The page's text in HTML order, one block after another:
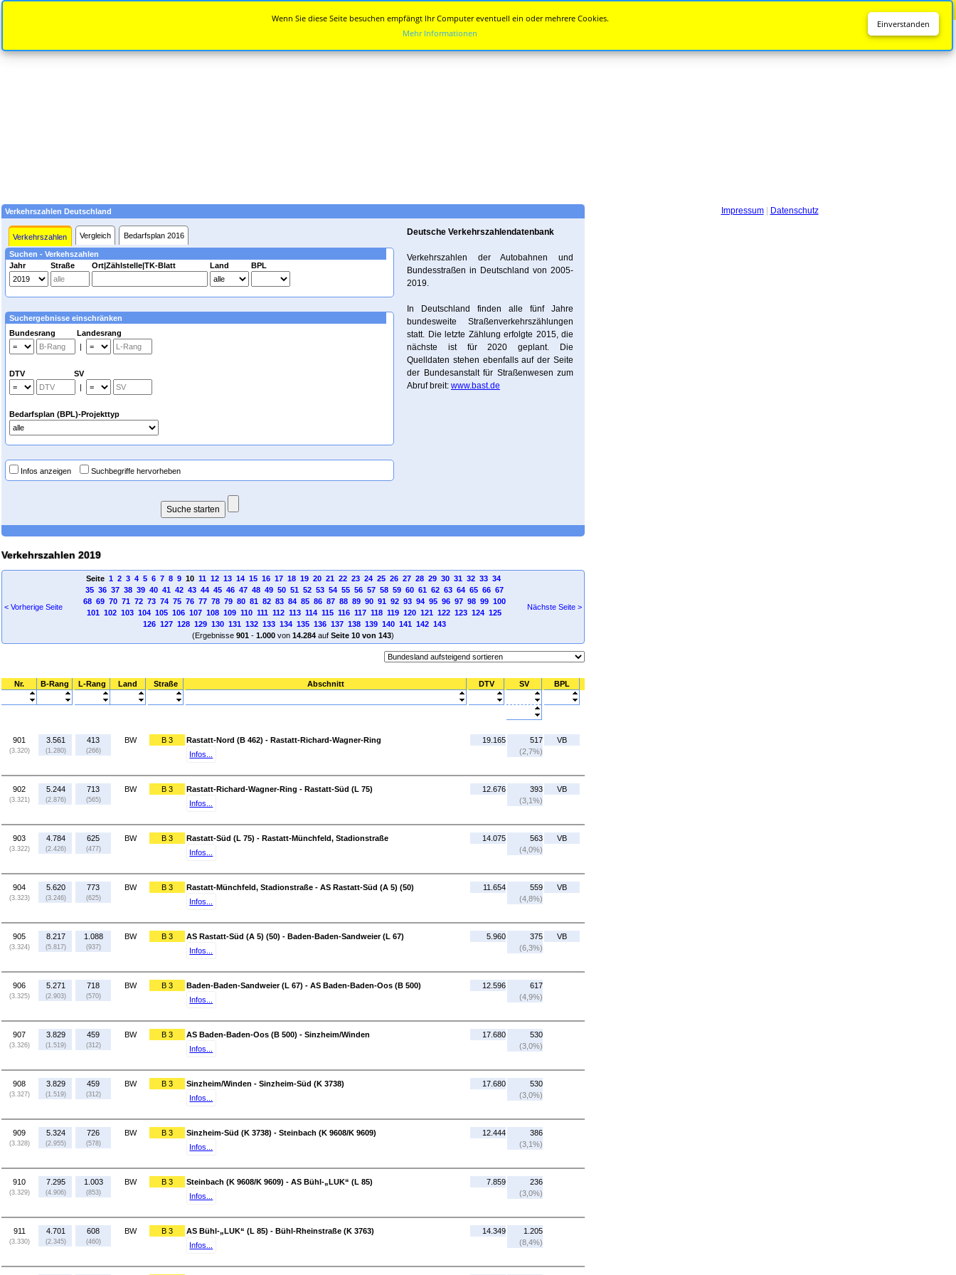
Verkehrszahlen Deutschland
Verkehrszahlen Vergleich Bedarfsplan 2016
Suchen - Verkehszahlen
Jahr
Straße Ort|Zählstelle|TK-Blatt Land BPL
Suchergebnisse einschränken
Bundesrang Landesrang
|
DTV SV
|
Bedarfsplan (BPL)-Projekttyp
Infos anzeigen Suchbegriffe hervorheben
Deutsche Verkehrszahlendatenbank
Verkehrszahlen der Autobahnen und
Bundesstraßen in Deutschland von 2005-
2019.
In Deutschland finden alle fünf Jahre
bundesweite Straßenverkehrszählungen
statt. Die letzte Zählung erfolgte 2015, die
nächste ist für 2020 geplant. Die
Quelldaten stehen ebenfalls auf der Seite
der Bundesanstalt für Straßenwesen zum
Abruf breit: www.bast.de
Verkehrszahlen 2019
< Vorherige Seite
Seite 1 2 3 4 5 6 7 8 910 11 12 13 14 15 16 17 18 19 20 21 22 23 24 25 26 27 28 29 30 31 32 33 34
35 36 37 38 39 40 41 42 43 44 45 46 47 48 49 50 51 52 53 54 55 56 57 58 59 60 61 62 63 64 65 66 67
68 69 70 71 72 73 74 75 76 77 78 79 80 81 82 83 84 85 86 87 88 89 90 91 92 93 94 95 96 97 98 99 100
101 102 103 104 105 106 107 108 109 110 111 112 113 114 115 116 117 118 119 120 121 122 123 124 125
126 127 128 129 130 131 132 133 134 135 136 137 138 139 140 141 142 143
(Ergebnisse 901 - 1.000 von 14.284 auf Seite 10 von 143)
Nächste Seite >
Nr. B-Rang L-Rang Land Straße Abschnitt DTV SV BPL
901
(3.320)
3.561
(1.280)
413
(266)
BW B 3
Rastatt-Nord (B 462) - Rastatt-Richard-Wagner-Ring
Infos...
19.165
517
(2,7%)
VB
902
(3.321)
5.244
(2.876)
713
(565)
BW B 3
Rastatt-Richard-Wagner-Ring - Rastatt-Süd (L 75)
Infos...
12.676
393
(3,1%)
VB
903
(3.322)
4.784
(2.426)
625
(477)
BW B 3
Rastatt-Süd (L 75) - Rastatt-Münchfeld, Stadionstraße
Infos...
14.075
563
(4,0%)
VB
904
(3.323)
5.620
(3.246)
773
(625)
BW B 3
Rastatt-Münchfeld, Stadionstraße - AS Rastatt-Süd (A 5) (50)
Infos...
11.654
559
(4,8%)
VB
905
(3.324)
8.217
(5.817)
1.088
(937)
BW B 3
AS Rastatt-Süd (A 5) (50) - Baden-Baden-Sandweier (L 67)
Infos...
5.960
375
(6,3%)
VB
906
(3.325)
5.271
(2.903)
718
(570)
BW B 3
Baden-Baden-Sandweier (L 67) - AS Baden-Baden-Oos (B 500)
Infos...
12.596
617
(4,9%)
907
(3.326)
3.829
(1.519)
459
(312)
BW B 3
AS Baden-Baden-Oos (B 500) - Sinzheim/Winden
Infos...
17.680
530
(3,0%)
908
(3.327)
3.829
(1.519)
459
(312)
BW B 3
Sinzheim/Winden - Sinzheim-Süd (K 3738)
Infos...
17.680
530
(3,0%)
909
(3.328)
5.324
(2.955)
726
(578)
BW B 3
Sinzheim-Süd (K 3738) - Steinbach (K 9608/K 9609)
Infos...
12.444
386
(3,1%)
910
(3.329)
7.295
(4.906)
1.003
(853)
BW B 3
Steinbach (K 9608/K 9609) - AS Bühl-„LUK“ (L 85)
Infos...
7.859
236
(3,0%)
911
(3.330)
4.701
(2.345)
608
(460)
BW B 3
AS Bühl-„LUK“ (L 85) - Bühl-Rheinstraße (K 3763)
Infos...
14.349
1.205
(8,4%)
Impressum| Datenschutz
Einverstanden
Wenn Sie diese Seite besuchen empfängt Ihr Computer eventuell ein oder mehrere Cookies.
Mehr Informationen